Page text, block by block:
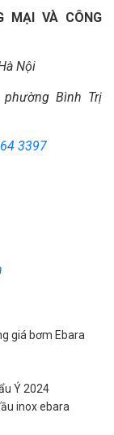
MẠI VÀ CÔNG
Nội
Bình Trị
3397
giá bơm Ebara
Ý 2024
inox ebara